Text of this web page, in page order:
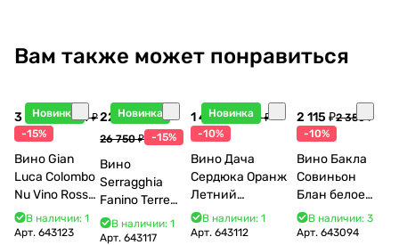
Вам также может понравиться
Новинка
3 998 ₽4 704 ₽
-15%
Вино Gian
Luca Colombo
Nu Vino Rosso
2025 750 мл
В наличии: 1
Арт. 643123
Новинка
22 738 ₽
26 750 ₽ -15%
Вино
Serragghia
Fanino Terre
Siciliane IGP
2022 750 мл
В наличии: 1
Арт.643117
Новинка
1 440 ₽1 600 ₽
-10%
Вино Дача
Сердюка Оранж
Летний
Сибирьковый
2024 750 мл
В наличии: 1
Арт. 643112
2 115 ₽2 350 ₽
-10%
Вино Бакла
Совиньон
Блан белое
сухое 750 мл
12%
В наличии: 3
Арт.643094